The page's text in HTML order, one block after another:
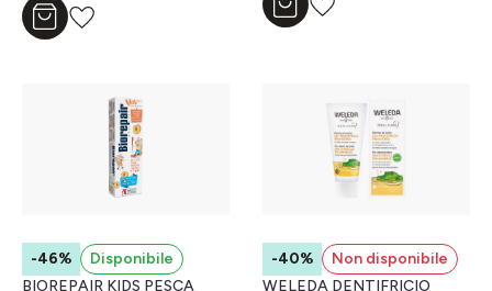
Aggiungi al carrello
Aggiungi al carrello
-46%
Disponibile
BIOREPAIR KIDS PESCA
-40%
Non disponibile
WELEDA DENTIFRICIO